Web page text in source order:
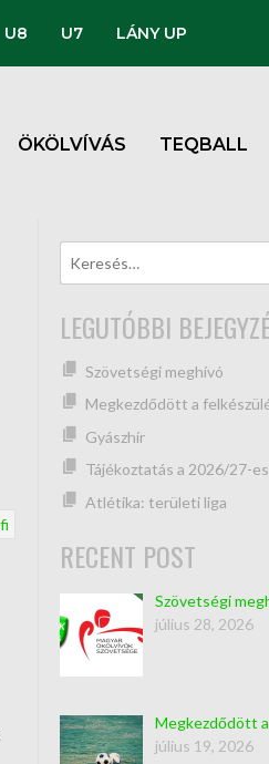
U8 U7 LÁNY UP
ÖKÖLVÍVÁS TEQBALL
LEGUTÓBBI
Szövetségi meghívó
Megkezdődött a
Gyászhír
Tájékoztatás a 2026/27-
Atlétika: területi liga
RECENT POST
Szövetségi
július 28, 2026
Megkezdődött
július 19, 2026